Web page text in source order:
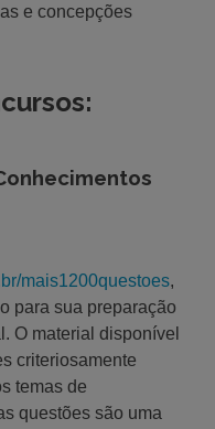
e concepções
mais1200questoes,
para sua preparação
O material disponível
criteriosamente
temas de
questões são uma